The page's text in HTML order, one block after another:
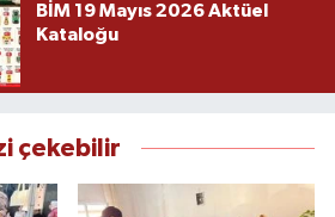
BİM 19 Mayıs 2026 Aktüel
Kataloğu
çekebilir